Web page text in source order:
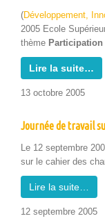
(Développe­ment,
2005 Ecole
thème
Lire la suite…
13 octo­bre 2005
Journée de travail
Le 12 sep­tem­bre
sur le cahi­er des
Lire la suite…
12 sep­tem­bre 2005